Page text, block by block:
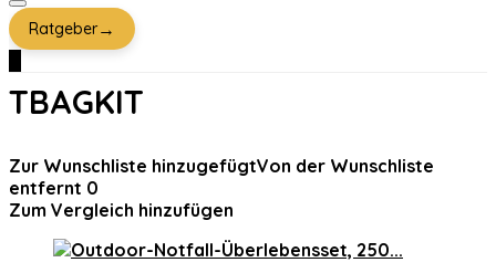
Ratgeber→
TBAGKIT
Zur Wunschliste hinzugefügtVon der Wunschliste
entfernt 0
Zum Vergleich hinzufügen